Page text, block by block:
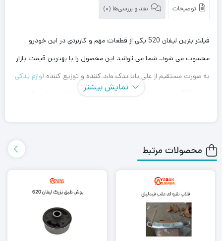
توضیحات نقد و بررسی‌ها (0)
فیلتر بنزین لیفان 520 یکی از قطعات مهم و کاربردی در این خودرو
محسوب می شود. شما می توانید این محصول را با بهترین قیمت بازار
به صورت مستقیم از علی بابا یدک وارد کننده و توزیع کننده لوازم یدکی
، با بهترین قیمت خریداری کنید. توجه داشته باشید که علی
همچنین می توانید علاوه بر خرید فیلتر بنزین لیفان 520، سایر
کارشناسان فروش ما تماس بگیرید.
نمایش بیشتر
محصولات مرتبط